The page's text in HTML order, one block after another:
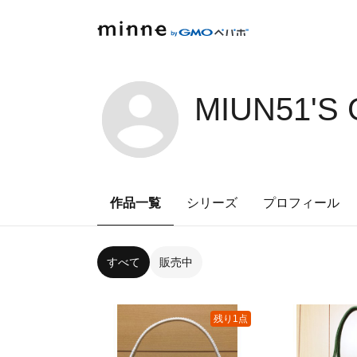
MIUN51'S
作品一覧 シリーズ プロフィール
すべて 販売中
残り1点